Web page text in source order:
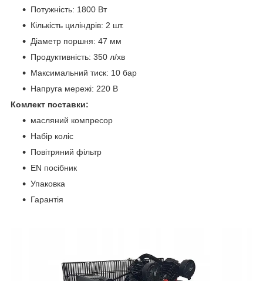
Потужність: 1800 Вт
Кількість циліндрів: 2 шт.
Діаметр поршня: 47 мм
Продуктивність: 350 л/хв
Максимальний тиск: 10 бар
Напруга мережі: 220 В
Комлект поставки:
масляний компресор
Набір коліс
Повітряний фільтр
EN посібник
Упаковка
Гарантія